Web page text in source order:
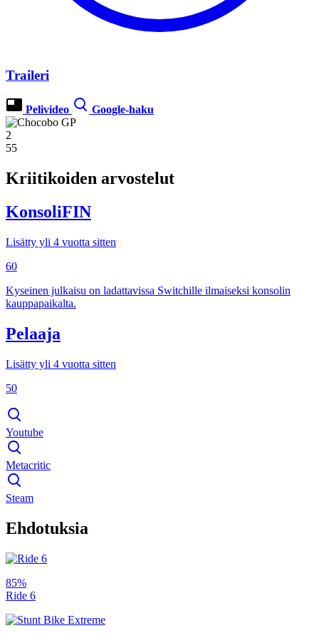
Traileri
Pelivideo Google-haku
2
55
Kriitikoiden arvostelut
KonsoliFIN
Lisätty yli 4 vuotta sitten
60
Kyseinen julkaisu on ladattavissa Switchille ilmaiseksi konsolin
kauppapaikalta.
Pelaaja
Lisätty yli 4 vuotta sitten
50
Youtube
Metacritic
Steam
Ehdotuksia
85%
Ride 6